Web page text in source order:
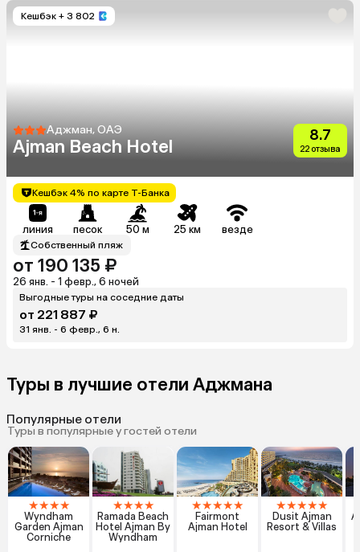
Кешбэк + 3 802
Аджман, ОАЭ
Ajman Beach Hotel
8.7
22 отзыва
Кешбэк 4% по карте Т-Банка
линия песок 50 м 25 км везде
Собственный пляж
от 190 135 ₽
26 янв. - 1 февр., 6 ночей
Выгодные туры на соседние даты
от 221 887 ₽
31 янв. - 6 февр., 6 н.
Туры в лучшие отели Аджмана
Популярные отели
Туры в популярные у гостей отели
★★★★
Wyndham
Garden Ajman
Corniche
★★★★
Ramada Beach
Hotel Ajman By
Wyndham
★★★★★
Fairmont
Ajman Hotel
★★★★★
Dusit Ajman
Resort & Villas